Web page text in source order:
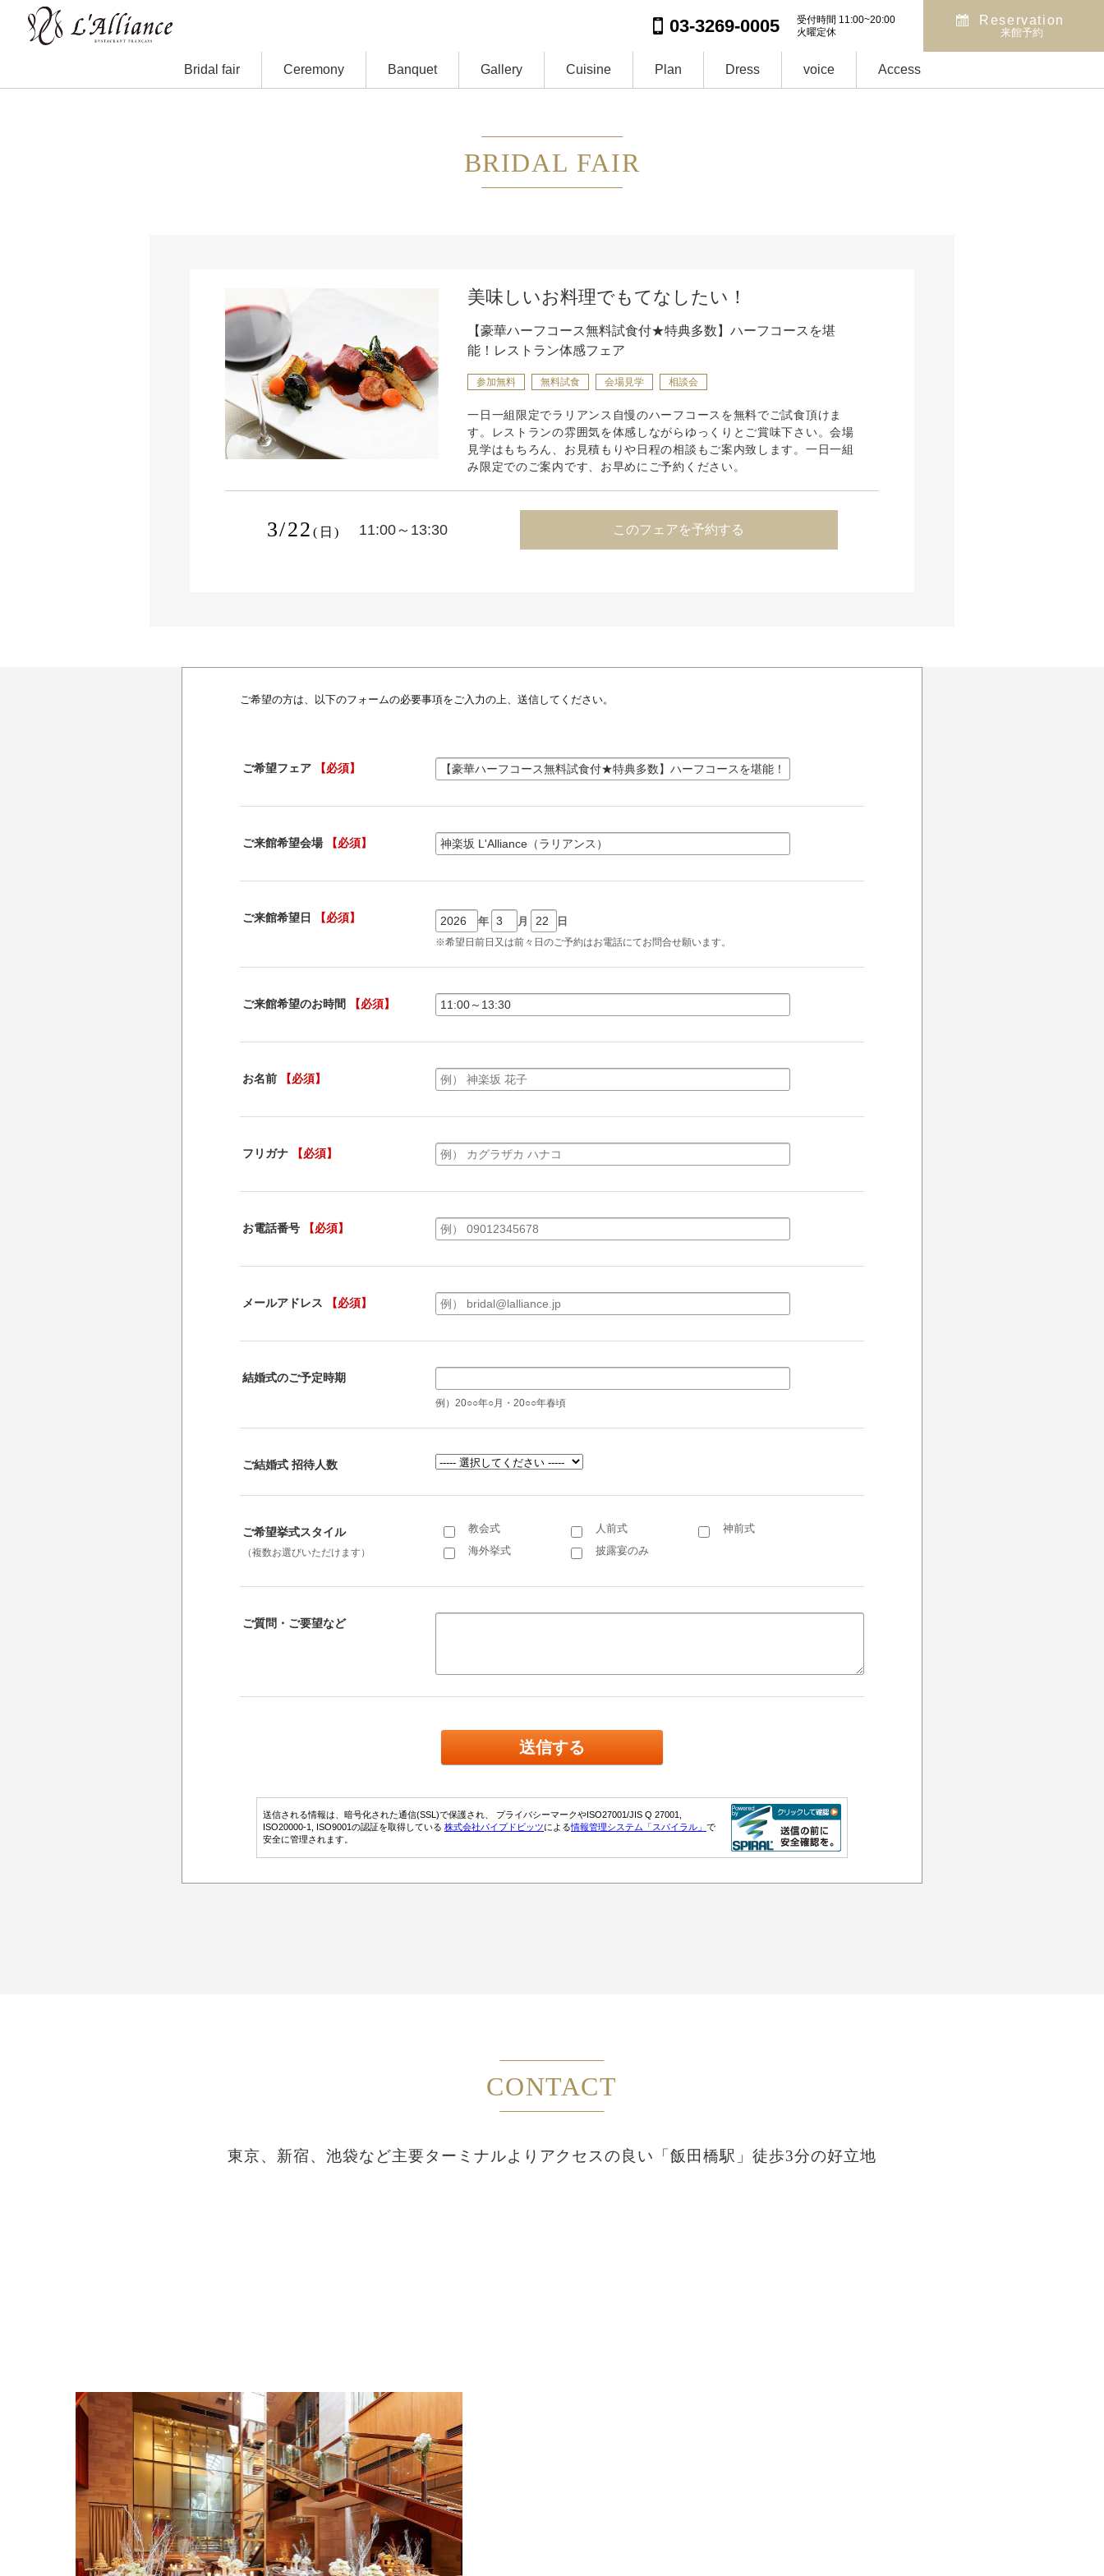
03-3269-0005
受付時間 11:00~20:00
火曜定休
Reservation
来館予約
Bridal fair Ceremony Banquet Gallery Cuisine Plan Dress voice Access
BRIDAL FAIR
美味しいお料理でもてなしたい！
【豪華ハーフコース無料試食付★特典多数】ハーフコースを堪
能！レストラン体感フェア
参加無料 無料試食 会場見学 相談会
一日一組限定でラリアンス自慢のハーフコースを無料でご試食頂けま
す。レストランの雰囲気を体感しながらゆっくりとご賞味下さい。会場
見学はもちろん、お見積もりや日程の相談もご案内致します。一日一組
み限定でのご案内です、お早めにご予約ください。
3/22 (日) 11:00～13:30 このフェアを予約する
CONTACT
東京、新宿、池袋など主要ターミナルより アクセスの良い「飯田橋駅」徒歩3分の好立地